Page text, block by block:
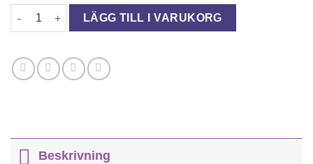
MTL E-JUICE - VIOLET LIQUORICE mängd
LÄGG TILL I VARUKORG
Beskrivning